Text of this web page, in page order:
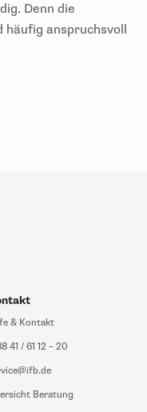
Denn die
häufig anspruchsvoll
& Kontakt
41 / 61 12 – 20
Beratung